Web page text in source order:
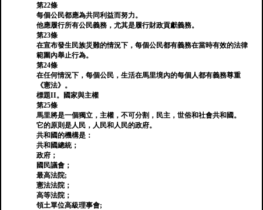
第22條
每個公民都應為共同利益而努力。
他應履行所有公民義務，尤其是履行財政貢獻義務。
第23條
在宣布發生民族災難的情況下，每個公民都有義務在當時有效的法律
範圍內舉止行為。
第24條
在任何情況下，每個公民，生活在馬里境內的每個人都有義務尊重
《憲法》。
標題II。國家與主權
第25條
馬里將是一個獨立，主權，不可分割，民主，世俗和社會共和國。
它的原則是人民，人民和人民的政府。
共和國的機構是：
共和國總統；
政府；
國民議會；
最高法院;
憲法法院；
高等法院；
領土單位高級理事會;